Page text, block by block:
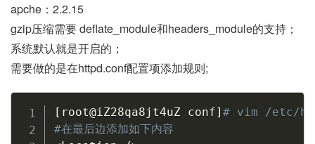
apche：2.2.15
gzip压缩需要 deflate_module和headers_module的支持；
系统默认就是开启的；
需要做的是在httpd.conf配置项添加规则;
[ root@iZ28qa8jt4uZ conf] # vim /etc/
#在最后边添加如下内容
Copy